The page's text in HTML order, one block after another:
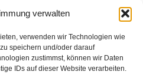
verwalten
verwenden wir Technologien wie
speichern und/oder darauf
zustimmst, können wir Daten
IDs auf dieser Website verarbeiten.